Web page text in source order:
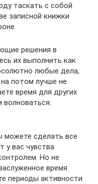
таскать с собой
записной книжки
решения в
их выполнить как
любые дела,
потом лучше не
время для других
волноваться.
можете сделать все
у вас чувства
Но не
время
периоды активности